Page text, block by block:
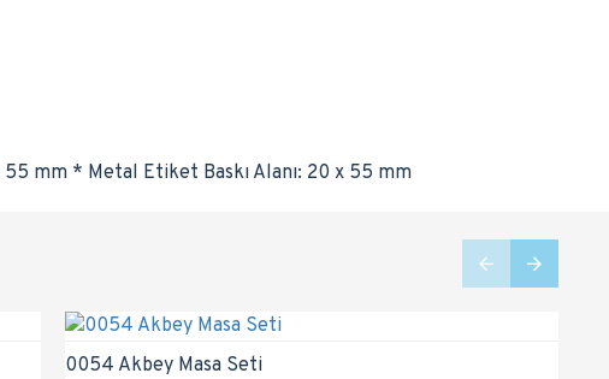
55 mm * Metal Etiket Baskı Alanı: 20 x 55 mm
0054 Akbey Masa Seti